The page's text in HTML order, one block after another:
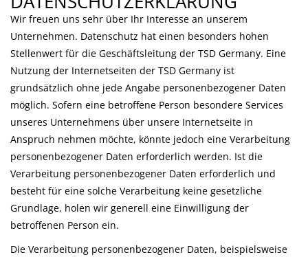
Wir freuen uns sehr über Ihr Interesse an unserem
Unternehmen. Datenschutz hat einen besonders hohen
Stellenwert für die Geschäftsleitung der TSD Germany. Eine
Nutzung der Internetseiten der TSD Germany ist
grundsätzlich ohne jede Angabe personenbezogener Daten
möglich. Sofern eine betroffene Person besondere Services
unseres Unternehmens über unsere Internetseite in
Anspruch nehmen möchte, könnte jedoch eine Verarbeitung
personenbezogener Daten erforderlich werden. Ist die
Verarbeitung personenbezogener Daten erforderlich und
besteht für eine solche Verarbeitung keine gesetzliche
Grundlage, holen wir generell eine Einwilligung der
betroffenen Person ein.
Die Verarbeitung personenbezogener Daten, beispielsweise